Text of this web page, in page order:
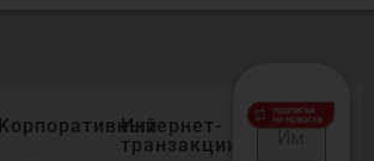
KорпоративныйИнтернет-
транзакции